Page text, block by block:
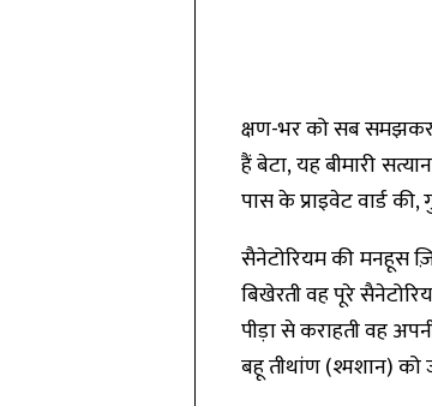
क्षण-भर को सब समझकर
हैं बेटा, यह बीमारी
पास के प्राइवेट वार्ड
सैनेटोरियम की मनहूस
बिखेरती वह पूरे
पीड़ा से कराहती वह
बहू तीथांण (श्मशान) को